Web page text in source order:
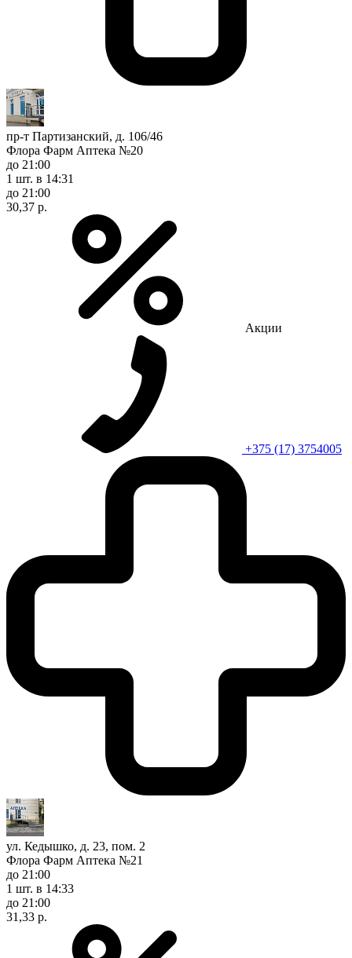
пр-т Партизанский, д. 106/46
Флора Фарм Аптека №20
до 21:00
1 шт. в 14:31
до 21:00
30,37 р.
Акции
+375 (17) 3754005
ул. Кедышко, д. 23, пом. 2
Флора Фарм Аптека №21
до 21:00
1 шт. в 14:33
до 21:00
31,33 р.